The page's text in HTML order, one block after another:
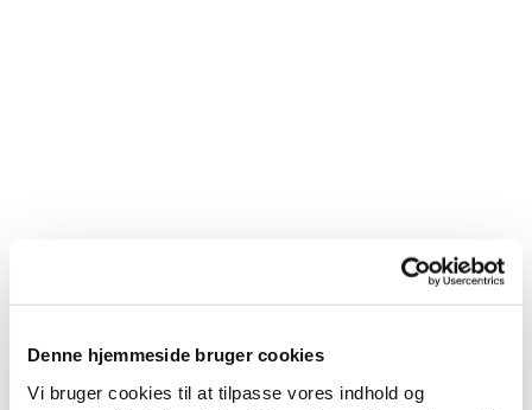
Denne hjemmeside bruger cookies
Vi bruger cookies til at tilpasse vores indhold og